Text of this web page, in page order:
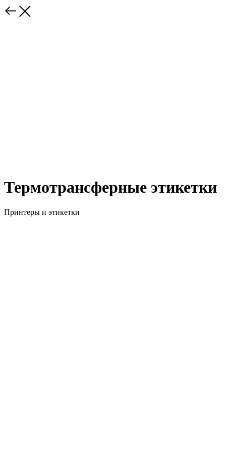
Термотрансферные этикетки
Принтеры и этикетки